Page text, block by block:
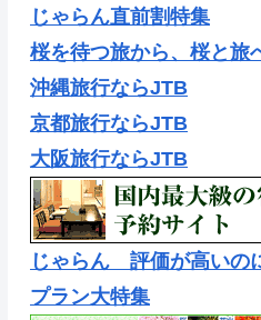
じゃらん直前割特集
桜を待つ旅から、桜と旅
沖縄旅行ならJTB
京都旅行ならJTB
大阪旅行ならJTB
じゃらん 評価が高いの
プラン大特集